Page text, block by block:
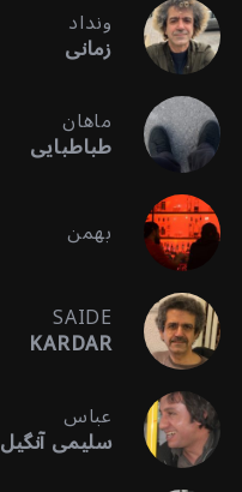
ونداد
زمانی
ماهان
طباطبایی
بهمن
SAIDE
KARDAR
عباس
سلیمی آنگیل